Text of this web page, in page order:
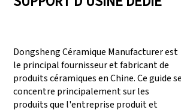
Dongsheng Céramique Manufacturer est
le principal fournisseur et fabricant de
produits céramiques en Chine. Ce guide se
concentre principalement sur les
produits que l'entreprise produit et